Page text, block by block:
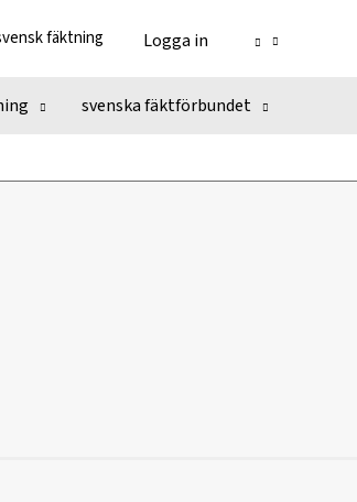
fäktning Logga in
svenska fäktförbundet